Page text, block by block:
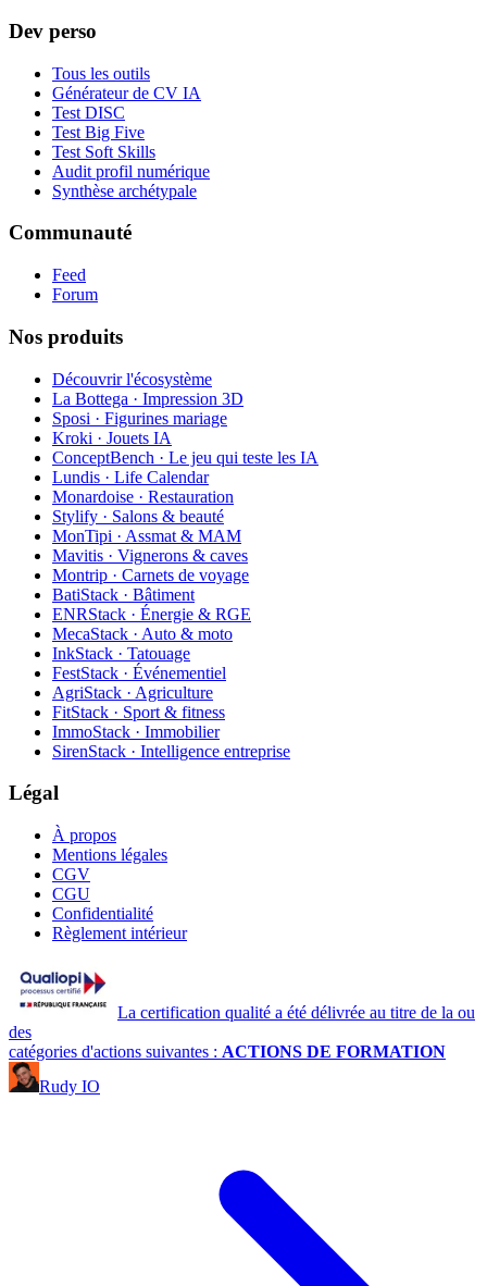
Dev perso
Tous les outils
Générateur de CV IA
Test DISC
Test Big Five
Test Soft Skills
Audit profil numérique
Synthèse archétypale
Communauté
Feed
Forum
Nos produits
Découvrir l'écosystème
La Bottega · Impression 3D
Sposi · Figurines mariage
Kroki · Jouets IA
ConceptBench · Le jeu qui teste les IA
Lundis · Life Calendar
Monardoise · Restauration
Stylify · Salons & beauté
MonTipi · Assmat & MAM
Mavitis · Vignerons & caves
Montrip · Carnets de voyage
BatiStack · Bâtiment
ENRStack · Énergie & RGE
MecaStack · Auto & moto
InkStack · Tatouage
FestStack · Événementiel
AgriStack · Agriculture
FitStack · Sport & fitness
ImmoStack · Immobilier
SirenStack · Intelligence entreprise
Légal
À propos
Mentions légales
CGV
CGU
Confidentialité
Règlement intérieur
La certification qualité a été délivrée au titre de la ou
des
catégories d'actions suivantes : ACTIONS DE FORMATION
Rudy IO